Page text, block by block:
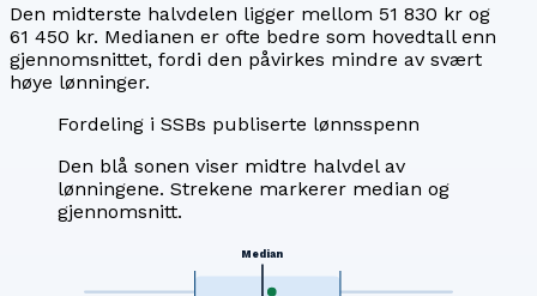
Den midterste halvdelen ligger mellom 51 830 kr og
61 450 kr. Medianen er ofte bedre som hovedtall enn
gjennomsnittet, fordi den påvirkes mindre av svært
høye lønninger.
Fordeling i SSBs publiserte lønnsspenn
Den blå sonen viser midtre halvdel av
lønningene. Strekene markerer median og
gjennomsnitt.
Median